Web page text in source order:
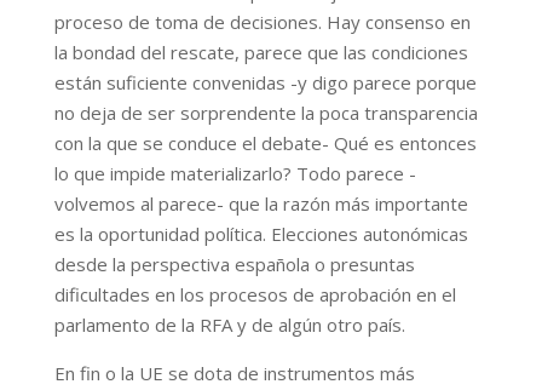
proceso de toma de decisiones. Hay consenso en
la bondad del rescate, parece que las condiciones
están suficiente convenidas -y digo parece porque
no deja de ser sorprendente la poca transparencia
con la que se conduce el debate- Qué es entonces
lo que impide materializarlo? Todo parece -
volvemos al parece- que la razón más importante
es la oportunidad política. Elecciones autonómicas
desde la perspectiva española o presuntas
dificultades en los procesos de aprobación en el
parlamento de la RFA y de algún otro país.
En fin o la UE se dota de instrumentos más